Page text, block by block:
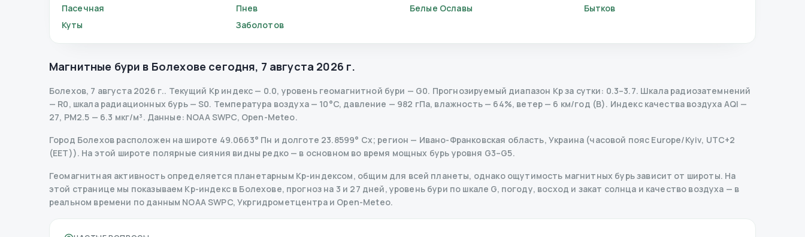
Пасечная
Пнев Белые Ославы
Бытков
Куты
Заболотов
Магнитные бури в Болехове сегодня, 7 августа 2026 г.
Болехов, 7 августа 2026 г.. Текущий Kp индекс — 0.0, уровень геомагнитной бури — G0. Прогнозируемый диапазон Kp за сутки: 0.3–3.7. Шкала радиозатемнений
— R0, шкала радиационных бурь— S0. Температура воздуха — 10°C, давление — 982 гПа, влажность — 64%, ветер — 6 км/год (В). Индекс качества воздуха AQI —
27, PM2.5 — 6.3 мкг/м³. Данные: NOAA SWPC, Open-Meteo.
Город Болехов расположен на широте 49.0663° Пн и долготе 23.8599° Сх; регион — Ивано-Франковская область, Украина (часовой пояс Europe/Kyiv, UTC+2
(EET)). На этой широте полярные сияния видны редко — в основном во время мощных бурь уровня G3–G5.
Геомагнитная активность определяется планетарным Kp-индексом, общим для всей планеты, однако ощутимость магнитных бурь зависит от широты. На
этой странице мы показываем Kp-индекс в Болехове, прогноз на 3 и 27 дней, уровень бури по шкале G, погоду, восход и закат солнца и качество воздуха — в
реальном времени по данным NOAA SWPC, Укргидрометцентра и Open-Meteo.